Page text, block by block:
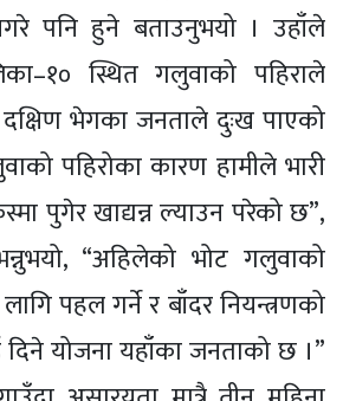
पनि हुने बताउनुभयो । उहाँले
स्थित गलुवाको पहिराले
भेगका जनताले दुःख पाएको
पहिरोका कारण हामीले भारी
पुगेर खाद्यन्न ल्याउन परेको छ”,
“अहिलेको भोट गलुवाको
पहल गर्ने र बाँदर नियन्त्रणको
योजना यहाँका जनताको छ ।”